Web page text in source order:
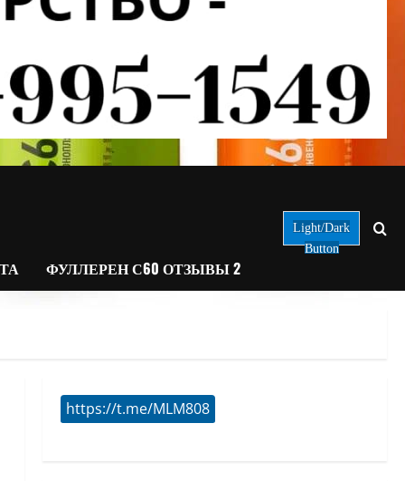
ФУЛЛЕРЕН С60 ОТЗЫВЫ 2
Light/Dark
Button
https://t.me/MLM808